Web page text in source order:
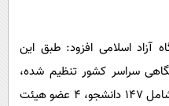
آزاد اسلامی افزود: طبق این
۳۲ واحد دانشگاهی سراسر کشور تنظیم شده،
ترکیب شهدای دانشگاه آزاد اسلامی شامل ۱۴۷ دانشجو، ۴ عضو هیئت